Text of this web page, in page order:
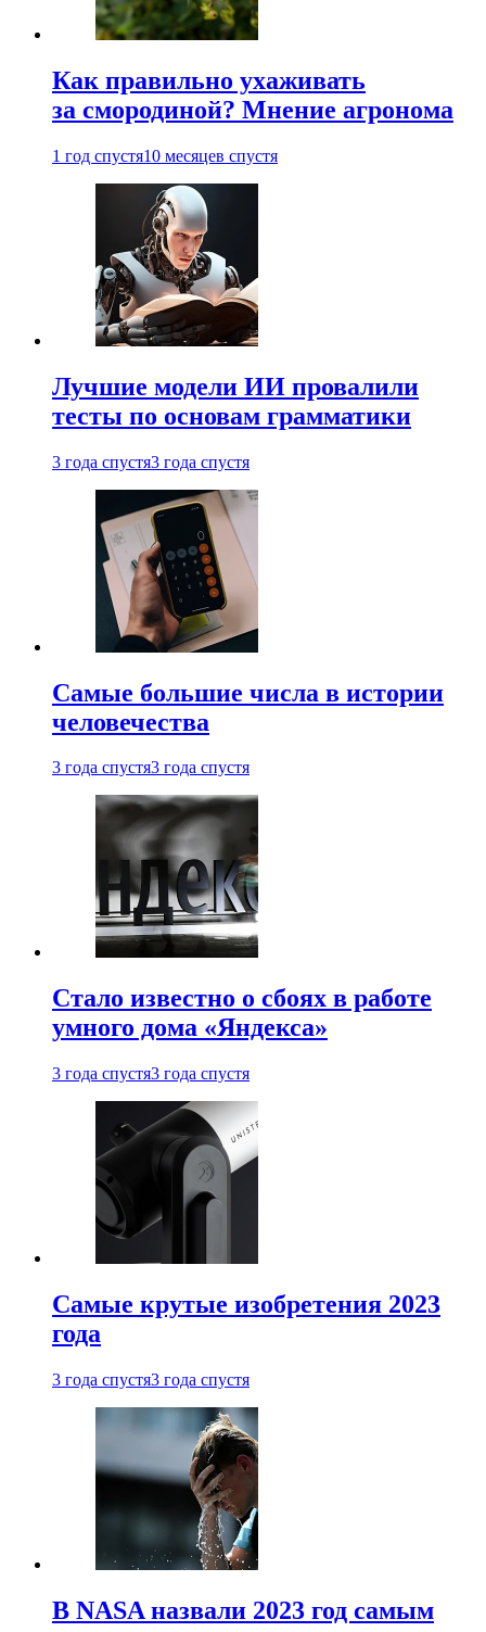
Как правильно ухаживать
за смородиной? Мнение агронома
1 год спустя10 месяцев спустя
Лучшие модели ИИ провалили
тесты по основам грамматики
3 года спустя3 года спустя
Самые большие числа в истории
человечества
3 года спустя3 года спустя
Стало известно о сбоях в работе
умного дома «Яндекса»
3 года спустя3 года спустя
Самые крутые изобретения 2023
года
3 года спустя3 года спустя
В NASA назвали 2023 год самым